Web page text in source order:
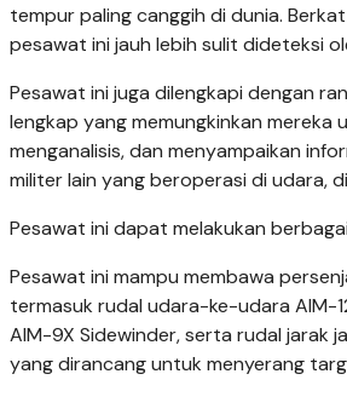
tempur paling canggih di dunia.
pesawat ini jauh lebih sulit dideteksi
Pesawat ini juga dilengkapi dengan
lengkap yang memungkinkan mereka
menganalisis, dan menyampaikan
militer lain yang beroperasi di udara,
Pesawat ini dapat melakukan
Pesawat ini mampu membawa
termasuk rudal udara-ke-udara AIM-
AIM-9X Sidewinder, serta rudal jarak
yang dirancang untuk menyerang